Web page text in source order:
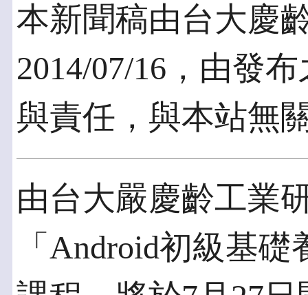
本新聞稿由台大慶
2014/07/16，由發
與責任，與本站無
由台大嚴慶齡工業
「Android初級基